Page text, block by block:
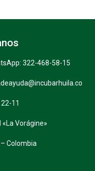
322-468-58-15
11
«La Vorágine»
Colombia